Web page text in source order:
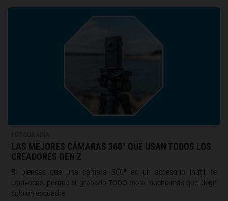
LAS MEJORES CÁMARAS 360° QUE USAN TODOS LOS
CREADORES GEN Z
Si piensas que una cámara 360ª es un accesorio inútil, te
equivocas, porque sí, grabarlo TODO mola mucho más que elegir
solo un encuadre.